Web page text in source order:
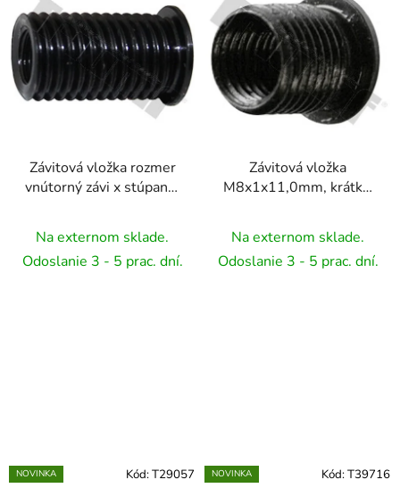
Závitová vložka rozmer
vnútorný závi x stúpanie
golierom - M6 x 1,0, L=
20 mm, 1 ks
Na externom sklade.
Odoslanie 3 - 5 prac. dní.
Závitová vložka
M8x1x11,0mm, krátka,
Na externom sklade.
Odoslanie 3 - 5 prac. dní.
NOVINKA Kód:T29057 NOVINKA Kód:T39716